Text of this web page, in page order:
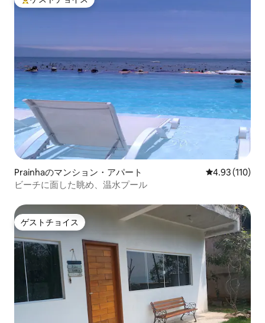
大好評のゲストチョイスです。
Prainhaのマンション・アパート レビュー110
4.93 (110)
ビーチに面した眺め、温水プール
ゲストチョイス
ゲストチョイス